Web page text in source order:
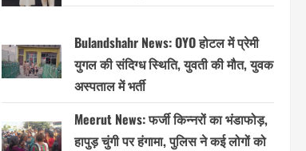
Bulandshahr News: OYO होटल में प्रेमी
युगल की संदिग्ध स्थिति, युवती की मौत, युवक
अस्पताल में भर्ती
Meerut News: फर्जी किन्नरों का भंडाफोड़,
हापुड़ चुंगी पर हंगामा, पुलिस ने कई लोगों को